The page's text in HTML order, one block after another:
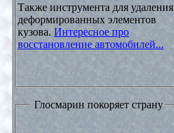
Также инструмента для удаления
деформированных элементов
кузова.Интересное про
восстановление автомобилей...
Глосмарин покоряет страну